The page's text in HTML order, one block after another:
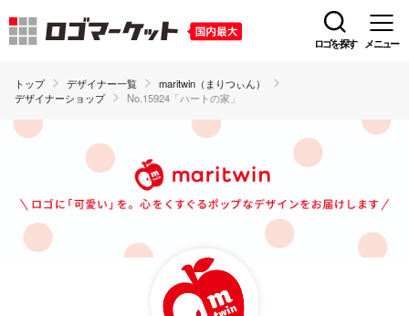
ロゴを探す メニュー
トップ デザイナー一覧
maritwin（まりつぃん）
デザイナーショップ
No.15924「ハートの家」